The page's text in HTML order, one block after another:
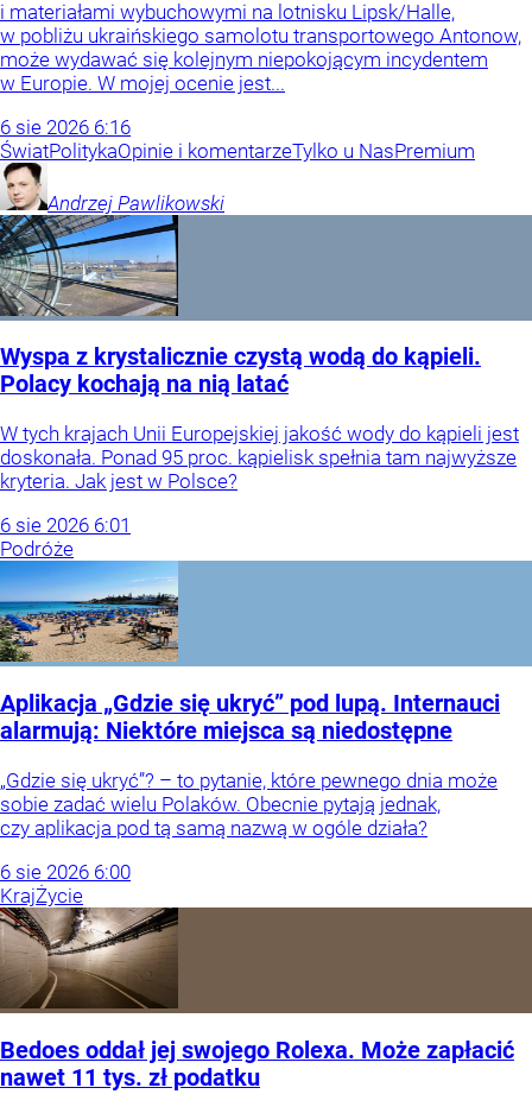
i materiałami wybuchowymi na lotnisku Lipsk/Halle,
w pobliżu ukraińskiego samolotu transportowego Antonow,
może wydawać się kolejnym niepokojącym incydentem
w Europie. W mojej ocenie jest...
6 sie 2026 6:16
ŚwiatPolitykaOpinie i komentarzeTylko u NasPremium
Andrzej Pawlikowski
Wyspa z krystalicznie czystą wodą do kąpieli.
Polacy kochają na nią latać
W tych krajach Unii Europejskiej jakość wody do kąpieli jest
doskonała. Ponad 95 proc. kąpielisk spełnia tam najwyższe
kryteria. Jak jest w Polsce?
6 sie 2026 6:01
Podróże
Aplikacja „Gdzie się ukryć” pod lupą. Internauci
alarmują: Niektóre miejsca są niedostępne
„Gdzie się ukryć”? – to pytanie, które pewnego dnia może
sobie zadać wielu Polaków. Obecnie pytają jednak,
czy aplikacja pod tą samą nazwą w ogóle działa?
6 sie 2026 6:00
KrajŻycie
Bedoes oddał jej swojego Rolexa. Może zapłacić
nawet 11 tys. zł podatku